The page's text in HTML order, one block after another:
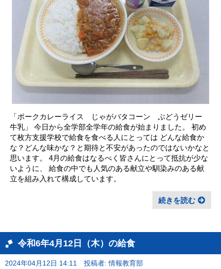
「ポークカレーライス じゃがバタコーン ぶどうゼリー
牛乳」 今日から全学部全学年の給食が始まりました。 初め
て枚方支援学校で給食を食べる人にとっては どんな給食か
な？どんな味かな？と期待と不安があったのではないかなと
思います。 4月の給食はなるべく皆さんにとって抵抗が少な
いように、 給食の中でも人気のある献立や馴染みのある献
立を組み入れて構成しています。
続きを読む
令和6年4月12日（木）の給食
2024年04月12日 14:11 投稿者: 情報教育部